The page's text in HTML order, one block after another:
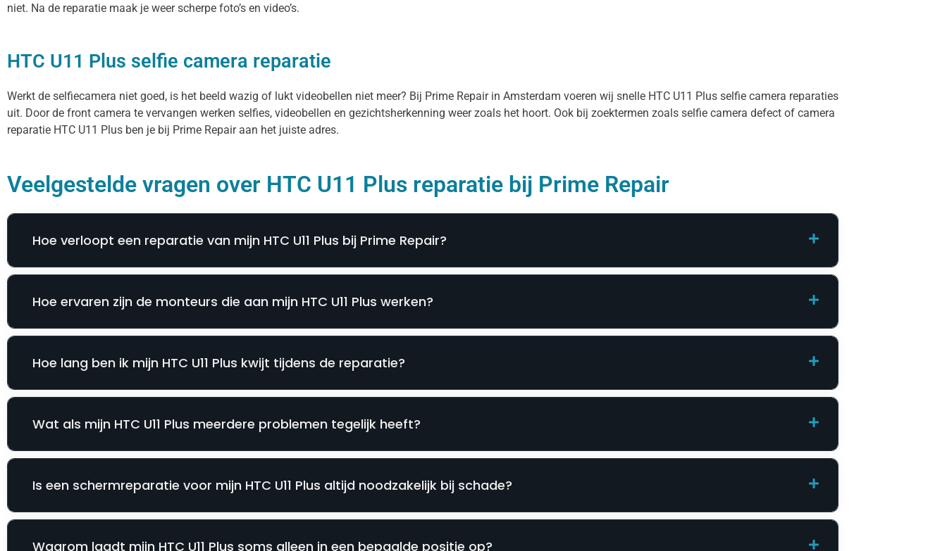
niet. Na de reparatie maak je weer scherpe foto’s en video’s.
HTC U11 Plus selfie camera reparatie
Werkt de selfiecamera niet goed, is het beeld wazig of lukt videobellen niet meer? Bij Prime Repair in Amsterdam voeren wij snelle HTC U11 Plus selfie camera reparaties
uit. Door de front camera te vervangen werken selfies, videobellen en gezichtsherkenning weer zoals het hoort. Ook bij zoektermen zoals selfie camera defect of camera
reparatie HTC U11 Plus ben je bij Prime Repair aan het juiste adres.
Veelgestelde vragen over HTC U11 Plus reparatie bij Prime Repair
Hoe verloopt een reparatie van mijn HTC U11 Plus bij Prime Repair?
Hoe ervaren zijn de monteurs die aan mijn HTC U11 Plus werken?
Hoe lang ben ik mijn HTC U11 Plus kwijt tijdens de reparatie?
Wat als mijn HTC U11 Plus meerdere problemen tegelijk heeft?
Is een schermreparatie voor mijn HTC U11 Plus altijd noodzakelijk bij schade?
Waarom laadt mijn HTC U11 Plus soms alleen in een bepaalde positie op?